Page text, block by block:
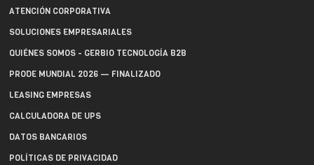
ATENCIÓN CORPORATIVA
SOLUCIONES EMPRESARIALES
QUIÉNES SOMOS - GERBIO TECNOLOGÍA B2B
PRODE MUNDIAL 2026 — FINALIZADO
LEASING EMPRESAS
CALCULADORA DE UPS
DATOS BANCARIOS
POLÍTICAS DE PRIVACIDAD